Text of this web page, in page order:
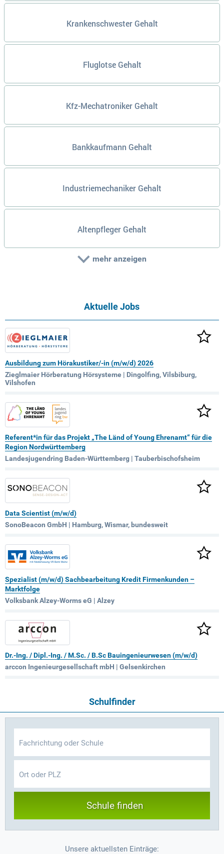
Krankenschwester Gehalt
Fluglotse Gehalt
Kfz-Mechatroniker Gehalt
Bankkaufmann Gehalt
Industriemechaniker Gehalt
Altenpfleger Gehalt
mehr anzeigen
Aktuelle Jobs
Ausbildung zum Hörakustiker/-in (m/w/d) 2026
Zieglmaier Hörberatung Hörsysteme | Dingolfing, Vilsbiburg,
Vilshofen
Referent*in für das Projekt „The Länd of Young Ehrenamt“ für die
Region Nordwürttemberg
Landesjugendring Baden-Württemberg | Tauberbischofsheim
Data Scientist (m/w/d)
SonoBeacon GmbH | Hamburg, Wismar, bundesweit
Spezialist (m/w/d) Sachbearbeitung Kredit Firmenkunden –
Marktfolge
Volksbank Alzey-Worms eG | Alzey
Dr.-Ing. / Dipl.-Ing. / M.Sc. / B.Sc Bauingenieurwesen (m/w/d)
arccon Ingenieurgesellschaft mbH | Gelsenkirchen
Schulfinder
Schule finden
Unsere aktuellsten Einträge: